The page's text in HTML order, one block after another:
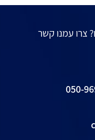
צרו עמנו קשר
050-